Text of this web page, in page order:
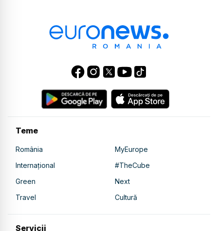
Teme
România
MyEurope
Internațional
#TheCube
Green
Next
Travel
Cultură
Servicii